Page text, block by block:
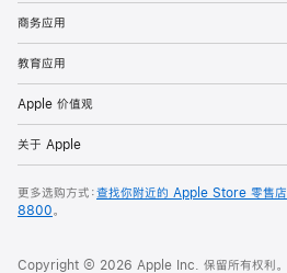
商务应用
教育应用
Apple 价值观
关于 Apple
更多选购方式：查找你附近的 Apple Store 零售店
8800。
Copyright © 2026 Apple Inc. 保留所有权利。